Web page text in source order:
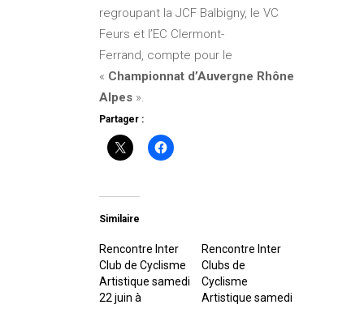
regroupant la JCF Balbigny, le VC
Feurs et l’EC Clermont-
Ferrand, compte pour le
« Championnat d’Auvergne Rhône
Alpes ».
Partager :
Similaire
Rencontre Inter
Club de Cyclisme
Artistique samedi
22 juin à
Rencontre Inter
Clubs de
Cyclisme
Artistique samedi